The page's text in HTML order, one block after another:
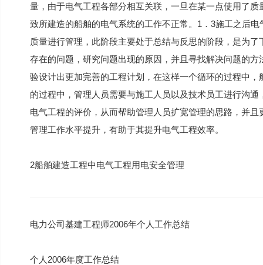
量，由于电气工程各部分相互关联，一旦在某一点使用了
致所建造的船舶的电气系统的工作不正常。1．3施工之后
质量进行管理，此阶段主要处于总结与反思的阶段，是为
存在的问题，研究问题出现的原因，并且寻找解决问题的
验设计出更加完善的工程计划，在这样一个循环的过程中
的过程中，管理人员需要与施工人员以及技术员工进行沟
电气工程的评价，从而帮助管理人员扩宽管理的思路，并
管理工作水平提升，有助于其提升电气工程效率。
2船舶建造工程中电气工程用电安全管理
电力公司基建工程师2006年个人工作总结
个人2006年度工作总结